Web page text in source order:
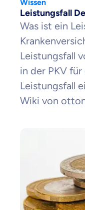
Wissen
Leistungsfall
Was ist ein
Leistungsfall
in der PKV
Leistungsfall
Wiki von